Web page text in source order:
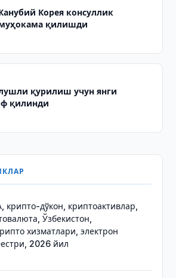
Корея консуллик
қилишди
қурилиш учун янги
қилинди
дўкон, криптоактивлар,
Ўзбекистон,
хизматлари, электрон
2026 йил